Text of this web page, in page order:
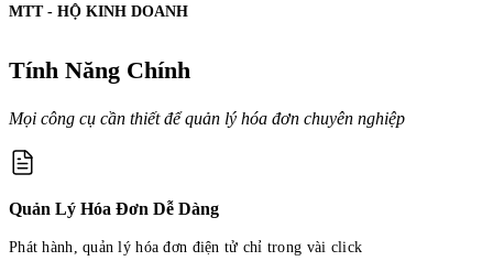
MTT - HỘ KINH DOANH
Tính Năng Chính
Mọi công cụ cần thiết để quản lý hóa đơn chuyên nghiệp
Quản Lý Hóa Đơn Dễ Dàng
Phát hành, quản lý hóa đơn điện tử chỉ trong vài click